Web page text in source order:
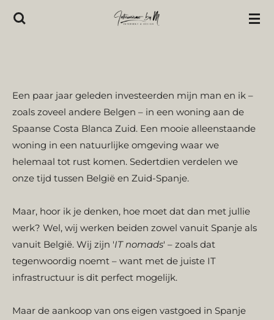
Ga
Een paar jaar geleden investeerden mijn man en ik –
zoals zoveel andere Belgen – in een woning aan de
Spaanse Costa Blanca Zuid. Een mooie alleenstaande
woning in een natuurlijke omgeving waar we
helemaal tot rust komen. Sedertdien verdelen we
onze tijd tussen België en Zuid-Spanje.
Maar, hoor ik je denken, hoe moet dat dan met jullie
werk? Wel, wij werken beiden zowel vanuit Spanje als
vanuit België. Wij zijn 'IT nomads' – zoals dat
tegenwoordig noemt – want met de juiste IT
infrastructuur is dit perfect mogelijk.
Maar de aankoop van ons eigen vastgoed in Spanje